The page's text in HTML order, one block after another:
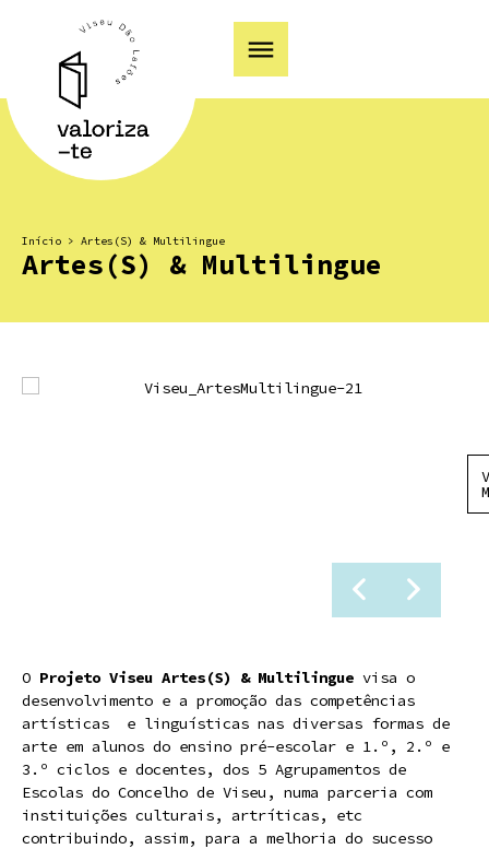
Início > Artes(S) & Multilingue
Artes(S) & Multilingue
O Projeto Viseu Artes(S) & Multilingue visa o
desenvolvimento e a promoção das competências
artísticas e linguísticas nas diversas formas de
arte em alunos do ensino pré-escolar e 1.º, 2.º e
3.º ciclos e docentes, dos 5 Agrupamentos de
Escolas do Concelho de Viseu, numa parceria com
instituições culturais, artríticas, etc
contribuindo, assim, para a melhoria do sucesso